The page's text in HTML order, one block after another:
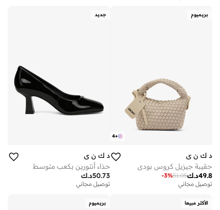
بريميوم
+
4
د ك ن ي
حقيبة جيزيل كروس بودي
د.ك49.8
51.05
-3%
توصيل مجاني
جديد
د ك ن ي
حذاء أنتورين بكعب متوسط
د.ك50.73
توصيل مجاني
الأكثر مبيعا بريميوم